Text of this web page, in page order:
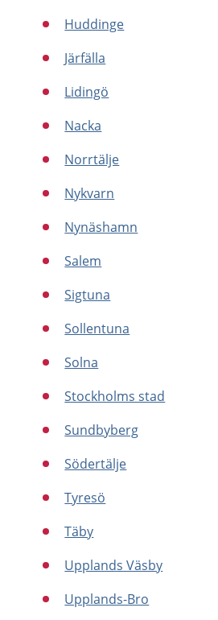
Huddinge
Järfälla
Lidingö
Nacka
Norrtälje
Nykvarn
Nynäshamn
Salem
Sigtuna
Sollentuna
Solna
Stockholms stad
Sundbyberg
Södertälje
Tyresö
Täby
Upplands Väsby
Upplands-Bro